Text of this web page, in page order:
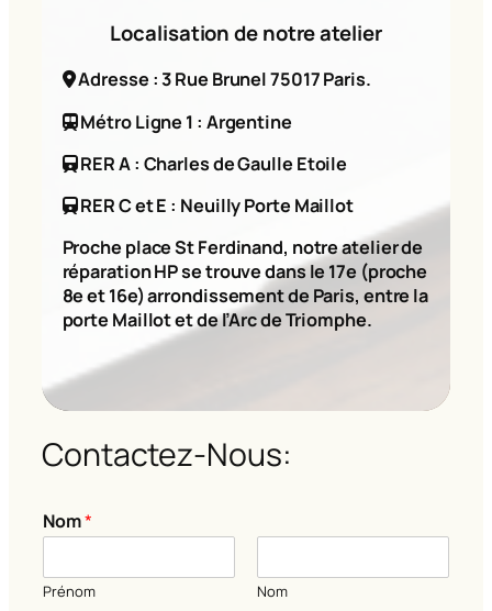
Localisation de notre atelier
Adresse : 3 Rue Brunel 75017 Paris.
Métro Ligne 1 : Argentine
RER A : Charles de Gaulle Etoile
RER C et E : Neuilly Porte Maillot
Proche place St Ferdinand, notre atelier de
réparation HP se trouve dans le 17e (proche
8e et 16e) arrondissement de Paris, entre la
porte Maillot et de l’Arc de Triomphe.
Contactez-Nous:
E
-
a
i
Nom*
Prénom Nom